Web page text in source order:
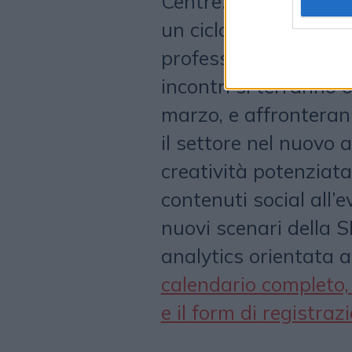
un ciclo di sei
professionisti del
incontri si terranno
marzo, e
il settore nel nuovo
creatività
contenuti social
nuovi scenari della
analytics orientata
calendario
e il form di